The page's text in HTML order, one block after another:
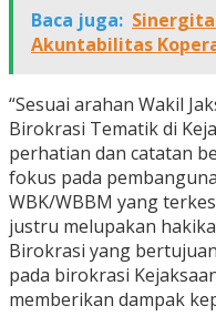
Baca juga:
Akuntabilitas
“Sesuai arahan Wakil
Birokrasi Tematik di
perhatian dan catatan
fokus pada
WBK/WBBM yang
justru melupakan
Birokrasi yang
pada birokrasi
memberikan dampak